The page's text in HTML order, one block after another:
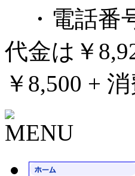
・電話番
代金は￥
￥8,500 +